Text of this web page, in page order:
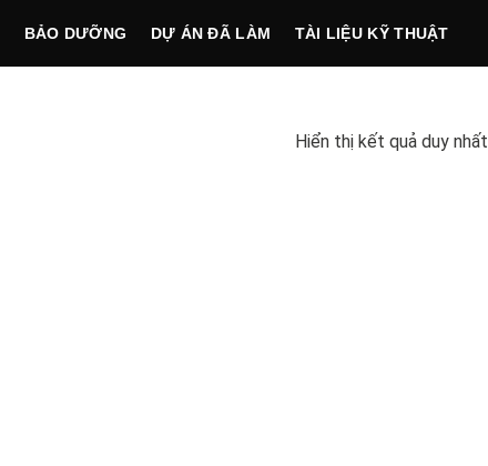
BẢO DƯỠNG DỰ ÁN ĐÃ LÀM TÀI LIỆU KỸ THUẬT
Hiển thị kết quả duy nhất